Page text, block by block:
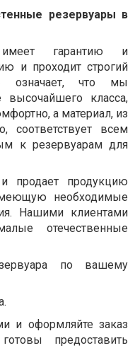
резервуары в
гарантию и
и проходит строгий
означает, что мы
высочайшего класса,
а материал, из
соответствует всем
к резервуарам для
продает продукцию
необходимые
Нашими клиентами
отечественные
по вашему
и оформляйте заказ
предоставить